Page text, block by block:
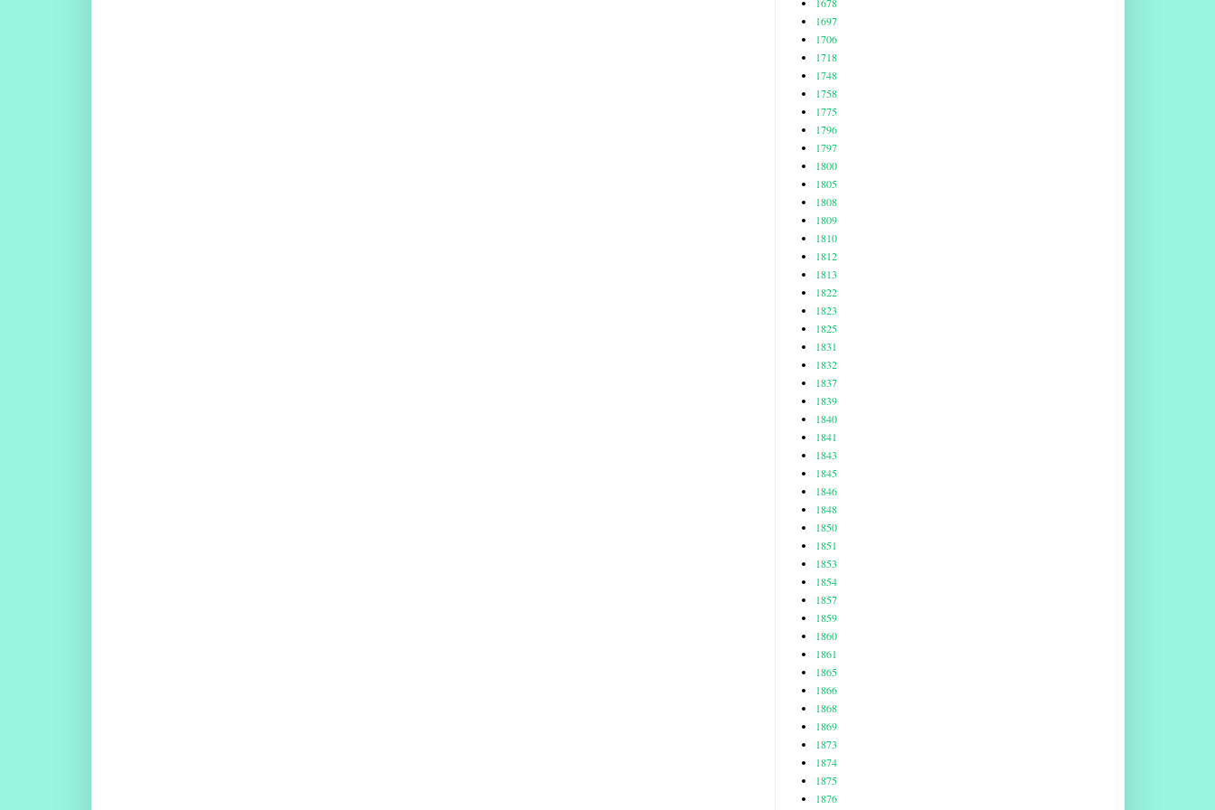
1697
1706
1718
1748
1758
1775
1796
1797
1800
1805
1808
1809
1810
1812
1813
1822
1823
1825
1831
1832
1837
1839
1840
1841
1843
1845
1846
1848
1850
1851
1853
1854
1857
1859
1860
1861
1865
1866
1868
1869
1873
1874
1875
1876